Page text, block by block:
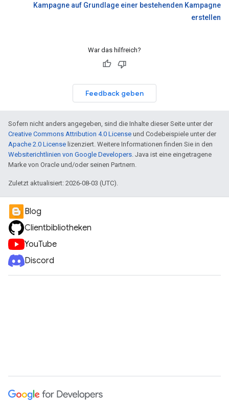
Kampagne auf Grundlage einer bestehenden Kampagne
erstellen
War das hilfreich?
Feedback geben
Sofern nicht anders angegeben, sind die Inhalte dieser Seite unter der
Creative Commons Attribution 4.0 License und Codebeispiele unter der
Apache 2.0 License lizenziert. Weitere Informationen finden Sie in den
Websiterichtlinien von Google Developers. Java ist eine eingetragene
Marke von Oracle und/oder seinen Partnern.
Zuletzt aktualisiert: 2026-08-03 (UTC).
Blog
Clientbibliotheken
YouTube
Discord